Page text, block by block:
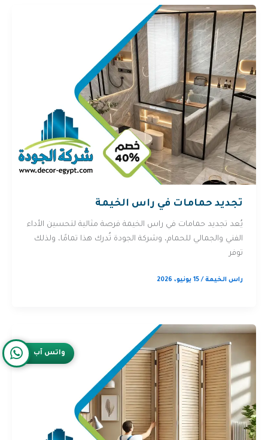
تجديد حمامات في راس الخيمة
يُعد تجديد حمامات في راس الخيمة فرصة مثالية لتحسين الأداء
الفني والجمالي للحمام، وشركة الجودة تُدرك هذا تمامًا، ولذلك
توفر
راس الخيمة/15 يونيو، 2026
واتس آب